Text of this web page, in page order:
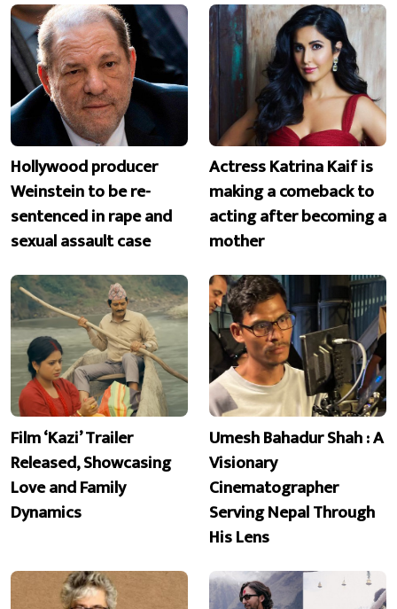
Hollywood producer
Weinstein to be re-
sentenced in rape and
sexual assault case
Actress Katrina Kaif is
making a comeback to
acting after becoming a
mother
Film ‘Kazi’ Trailer
Released, Showcasing
Love and Family
Dynamics
Umesh Bahadur Shah : A
Visionary
Cinematographer
Serving Nepal Through
His Lens